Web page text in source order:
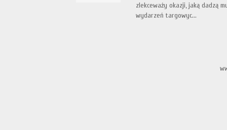
zlekceważy okazji, jaką dadzą
wydarzeń targowyc...